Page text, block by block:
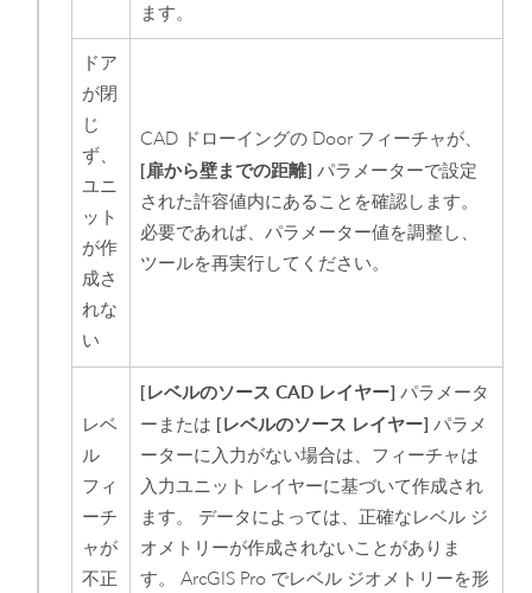
ます。
ドア
が閉
じ
ず、
ユニ
ット
が作
成さ
れな
い
CAD ドローイングの Door フィーチャが、
[扉から壁までの距離] パラメーターで設定
された許容値内にあることを確認します。
必要であれば、パラメーター値を調整し、
ツールを再実行してください。
レベ
ル
フィ
ーチ
ャが
不正
[レベルのソース CAD レイヤー] パラメータ
ーまたは [レベルのソース レイヤー] パラメ
ーターに入力がない場合は、フィーチャは
入力ユニット レイヤーに基づいて作成され
ます。 データによっては、正確なレベル ジ
オメトリーが作成されないことがありま
す。ArcGIS Pro でレベル ジオメトリーを形